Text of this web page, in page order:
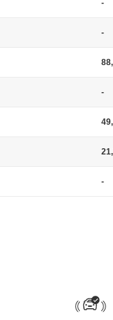
ア、セレナ、プリウス、
-
-
-
-